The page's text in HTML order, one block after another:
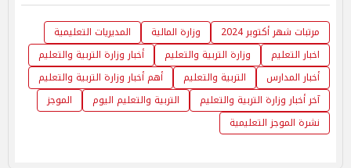
مرتبات شهر أكتوبر 2024 وزارة المالية
المديريات التعليمية
اخبار التعليم
وزارة التربية والتعليم
أخبار وزارة التربية والتعليم
أخبار المدارس
التربية والتعليم
أهم أخبار وزارة التربية والتعليم
آخر أخبار وزارة التربية والتعليم
التربية والتعليم اليوم
الموجز
نشرة الموجز التعليمية